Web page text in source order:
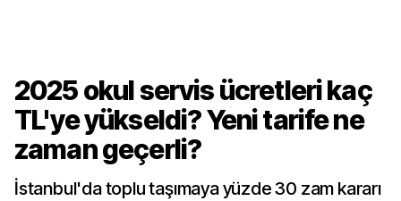
2025 okul servis ücretleri kaç
TL'ye yükseldi? Yeni tarife ne
zaman geçerli?
İstanbul'da toplu taşımaya yüzde 30 zam kararı